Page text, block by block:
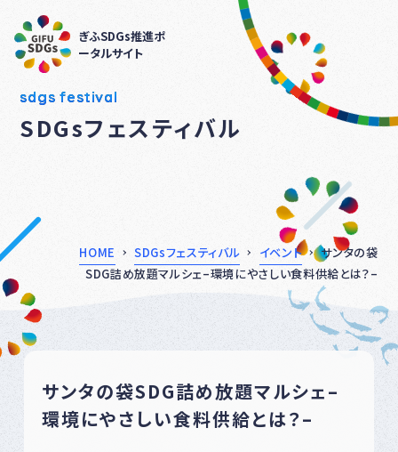
ぎふSDGs推進ポ
ータルサイト
sdgs festival
SDGsフェスティバル
HOME SDGsフェスティバル イベント
サンタの袋
SDG詰め放題マルシェ–環境にやさしい食料供給とは？–
サンタの袋SDG詰め放題マルシェ–
環境にやさしい食料供給とは？–